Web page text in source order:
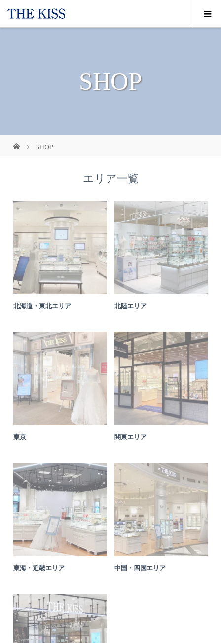
SHOP
SHOP
エリア一覧
北海道・東北エリア 北陸エリア
東京 関東エリア
東海・近畿エリア 中国・四国エリア